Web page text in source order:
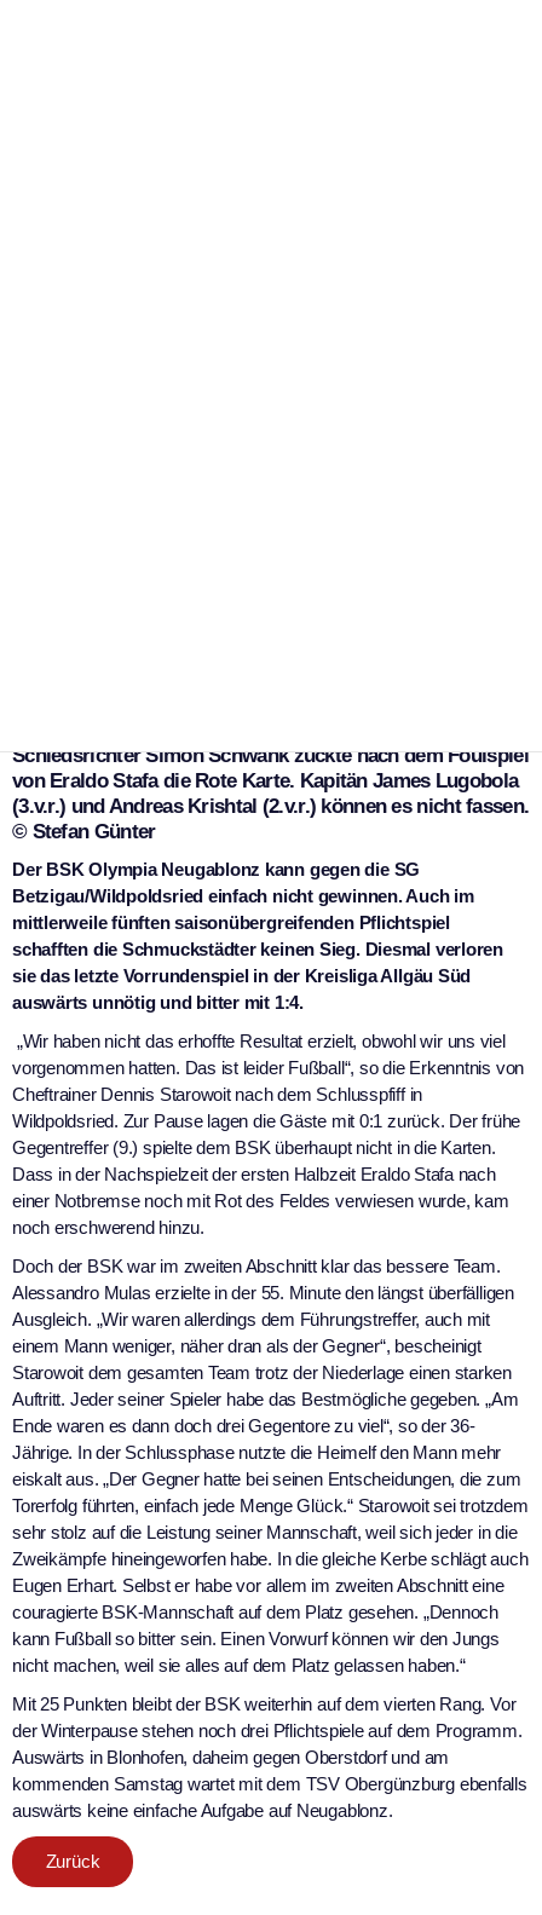
Schiedsrichter Simon Schwank zückte nach dem Foulspiel
von Eraldo Stafa die Rote Karte. Kapitän James Lugobola
(3.v.r.) und Andreas Krishtal (2.v.r.) können es nicht fassen.
© Stefan Günter
Der BSK Olympia Neugablonz kann gegen die SG
Betzigau/Wildpoldsried einfach nicht gewinnen. Auch im
mittlerweile fünften saisonübergreifenden Pflichtspiel
schafften die Schmuckstädter keinen Sieg. Diesmal verloren
sie das letzte Vorrundenspiel in der Kreisliga Allgäu Süd
auswärts unnötig und bitter mit 1:4.
„Wir haben nicht das erhoffte Resultat erzielt, obwohl wir uns viel
vorgenommen hatten. Das ist leider Fußball“, so die Erkenntnis von
Cheftrainer Dennis Starowoit nach dem Schlusspfiff in
Wildpoldsried. Zur Pause lagen die Gäste mit 0:1 zurück. Der frühe
Gegentreffer (9.) spielte dem BSK überhaupt nicht in die Karten.
Dass in der Nachspielzeit der ersten Halbzeit Eraldo Stafa nach
einer Notbremse noch mit Rot des Feldes verwiesen wurde, kam
noch erschwerend hinzu.
Doch der BSK war im zweiten Abschnitt klar das bessere Team.
Alessandro Mulas erzielte in der 55. Minute den längst überfälligen
Ausgleich. „Wir waren allerdings dem Führungstreffer, auch mit
einem Mann weniger, näher dran als der Gegner“, bescheinigt
Starowoit dem gesamten Team trotz der Niederlage einen starken
Auftritt. Jeder seiner Spieler habe das Bestmögliche gegeben. „Am
Ende waren es dann doch drei Gegentore zu viel“, so der 36-
Jährige. In der Schlussphase nutzte die Heimelf den Mann mehr
eiskalt aus. „Der Gegner hatte bei seinen Entscheidungen, die zum
Torerfolg führten, einfach jede Menge Glück.“ Starowoit sei trotzdem
sehr stolz auf die Leistung seiner Mannschaft, weil sich jeder in die
Zweikämpfe hineingeworfen habe. In die gleiche Kerbe schlägt auch
Eugen Erhart. Selbst er habe vor allem im zweiten Abschnitt eine
couragierte BSK-Mannschaft auf dem Platz gesehen. „Dennoch
kann Fußball so bitter sein. Einen Vorwurf können wir den Jungs
nicht machen, weil sie alles auf dem Platz gelassen haben.“
Mit 25 Punkten bleibt der BSK weiterhin auf dem vierten Rang. Vor
der Winterpause stehen noch drei Pflichtspiele auf dem Programm.
Auswärts in Blonhofen, daheim gegen Oberstdorf und am
kommenden Samstag wartet mit dem TSV Obergünzburg ebenfalls
auswärts keine einfache Aufgabe auf Neugablonz.
Zurück